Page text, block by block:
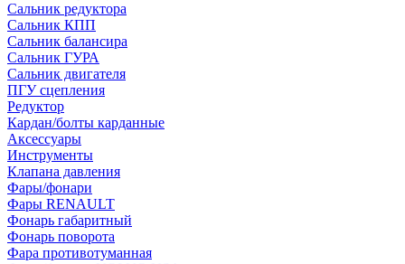
Сальник редуктора
Сальник КПП
Сальник балансира
Сальник ГУРА
Сальник двигателя
ПГУ сцепления
Редуктор
Кардан/болты карданные
Аксессуары
Инструменты
Клапана давления
Фары/фонари
Фары RENAULT
Фонарь габаритный
Фонарь поворота
Фара противотуманная